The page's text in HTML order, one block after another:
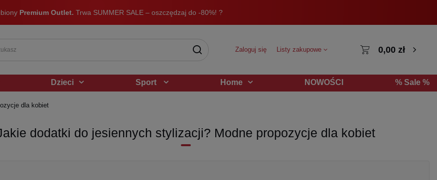
Premium Outlet. Trwa SUMMER SALE – oszczędzaj do -80%! ?
Zaloguj się Listy zakupowe 0,00 zł
Dzieci Sport Home NOWOŚCI % Sale %
dla kobiet
dodatki do jesiennych stylizacji? Modne propozycje dla kobiet